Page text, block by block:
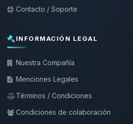
Contacto / Soporte
INFORMACIÓN LEGAL
Nuestra Compañía
Menciones Legales
Términos / Condiciones
Condiciones de colaboración